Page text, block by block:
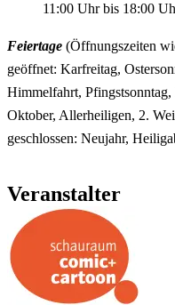
11:00 Uhrbis 18:00
Feiertage (Öffnungszeiten
geöffnet: Karfreitag,
Himmelfahrt,
Oktober, Allerheiligen, 2.
geschlossen: Neujahr,
Veranstalter